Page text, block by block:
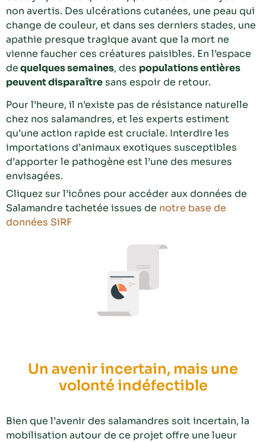
non avertis. Des ulcérations cutanées, une peau qui
change de couleur, et dans ses derniers stades, une
apathie presque tragique avant que la mort ne
vienne faucher ces créatures paisibles. En l’espace
dequelques semaines, des populations entières
peuvent disparaîtresans espoir de retour.
Pour l’heure, il n’existe pas de résistance naturelle
chez nos salamandres, et les experts estiment
qu’une action rapide est cruciale. Interdire les
importations d’animaux exotiques susceptibles
d’apporter le pathogène est l’une des mesures
envisagées.
Cliquez sur l’icônes pour accéder aux données de
Salamandre tachetée issues de notre base de
données SiRF
Un avenir incertain, mais une
volonté indéfectible
Bien que l’avenir des salamandres soit incertain, la
mobilisation autour de ce projet offre une lueur